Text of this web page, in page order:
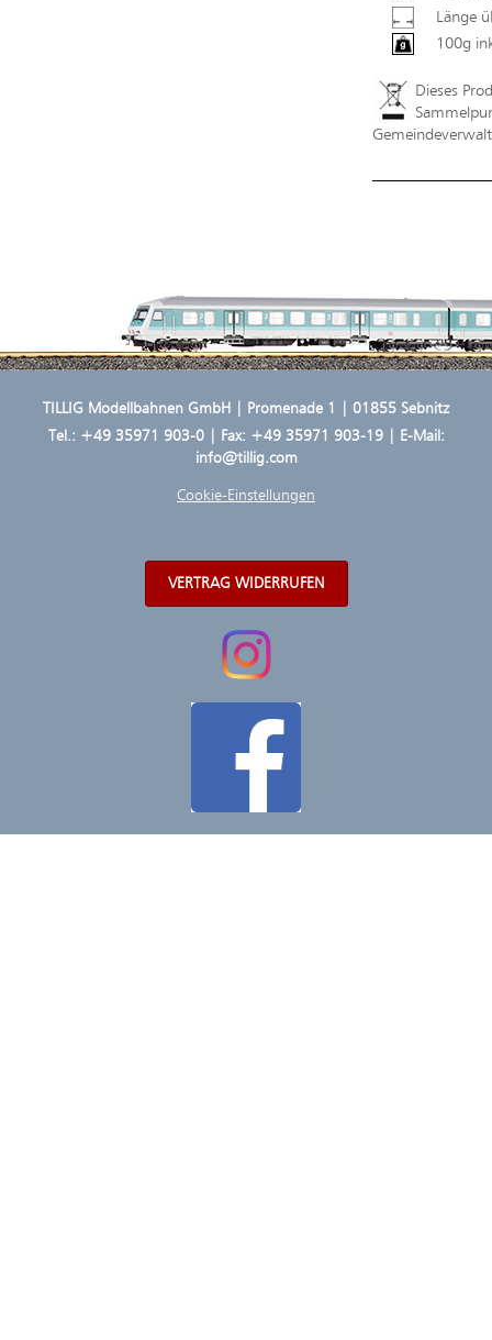
Länge
100g
Dieses
TILLIG Modellbahnen GmbH | Promenade 1 | 01855 Sebnitz
Tel.: +49 35971 903-0| Fax: +49 35971 903-19 | E-Mail:
info@tillig.com
Cookie-Einstellungen
VERTRAG WIDERRUFEN